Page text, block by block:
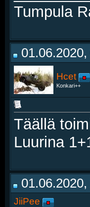
Tumpula
Hcet
Konkari++
Täällä
Luurina
JiiPee